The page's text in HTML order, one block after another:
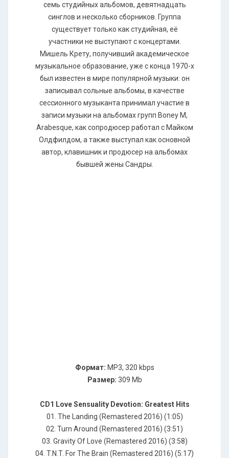
семь студийных альбомов, девятнадцать
синглов и несколько сборников. Группа
существует только как студийная, её
участники не выступают с концертами.
Мишель Крету, получивший академическое
музыкальное образование, уже с конца 1970-х
был известен в мире популярной музыки: он
записывал сольные альбомы, в качестве
сессионного музыканта принимал участие в
записи музыки на альбомах групп Воnеу М,
Аrаbеsquе, как сопродюсер работал с Майком
Олдфилдом, а также выступал как основной
автор, клавишник и продюсер на альбомах
бывшей жены Сандры.
Формат: MP3, 320 kbps
Размер: 309 Mb
CD1 Love Sensuality Devotion: Greatest Hits
01. The Landing (Remastered 2016) (1:05)
02. Turn Around (Remastered 2016) (3:51)
03. Gravity Of Love (Remastered 2016) (3:58)
04. T.N.T. For The Brain (Remastered 2016) (5:17)